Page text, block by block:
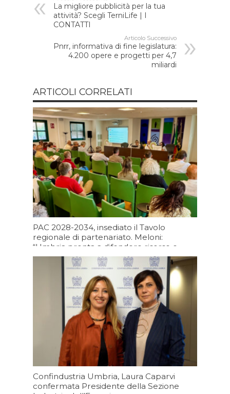
La migliore pubblicità per la tua
attività? Scegli TerniLife | I
CONTATTI
Articolo Successivo
Pnrr, informativa di fine legislatura:
4.200 opere e progetti per 4,7
miliardi
ARTICOLI CORRELATI
PAC 2028-2034, insediato il Tavolo
regionale di partenariato. Meloni:
“Umbria pronta a difendere risorse e
futuro dell’agricoltura regionale”
Oggi 15:11
Confindustria Umbria, Laura Caparvi
confermata Presidente della Sezione